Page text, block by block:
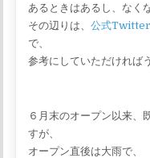
あるときはあるし、なく
その辺りは、公式
で、
参考にしていただければ
６月末のオープン以来、
すが、
オープン直後は大雨で、